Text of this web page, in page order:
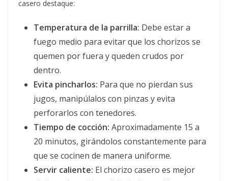
casero destaque:
Temperatura de la parrilla: Debe estar a
fuego medio para evitar que los chorizos se
quemen por fuera y queden crudos por
dentro.
Evita pincharlos: Para que no pierdan sus
jugos, manipúlalos con pinzas y evita
perforarlos con tenedores.
Tiempo de cocción: Aproximadamente 15 a
20 minutos, girándolos constantemente para
que se cocinen de manera uniforme.
Servir caliente: El chorizo casero es mejor